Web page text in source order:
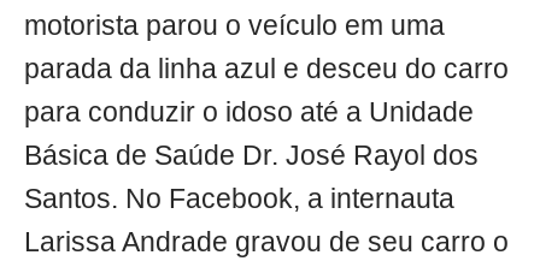
motorista parou o veículo em uma
parada da linha azul e desceu do carro
para conduzir o idoso até a Unidade
Básica de Saúde Dr. José Rayol dos
Santos. No Facebook, a internauta
Larissa Andrade gravou de seu carro o